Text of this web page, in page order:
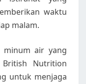
waktu
malam.
minum air yang
Nutrition
untuk menjaga